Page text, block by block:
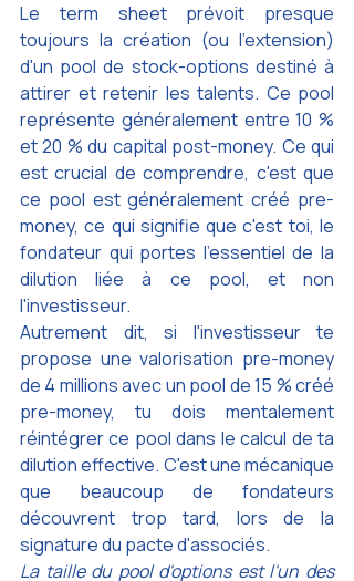
Le term sheet prévoit presque
toujours la création (ou l'extension)
d'un pool de stock-options destiné à
attirer et retenir les talents. Ce pool
représente généralement entre 10 %
et 20 % du capital post-money. Ce qui
est crucial de comprendre, c'est que
ce pool est généralement créé pre-
money, ce qui signifie que c'est toi, le
fondateur qui portes l'essentiel de la
dilution liée à ce pool, et non
l'investisseur.
Autrement dit, si l'investisseur te
propose une valorisation pre-money
de 4 millions avec un pool de 15 % créé
pre-money, tu dois mentalement
réintégrer ce pool dans le calcul de ta
dilution effective. C'est une mécanique
que beaucoup de fondateurs
découvrent trop tard, lors de la
signature du pacte d'associés.
La taille du pool d'options est l'un des